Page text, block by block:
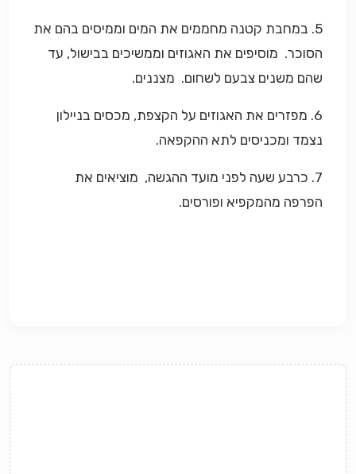
5. במחבת קטנה מחממים את המים וממיסים בהם את
הסוכר. מוסיפים את האגוזים וממשיכים בבישול, עד
שהם משנים צבעם לשחום. מצננים.
6. מפזרים את האגוזים על הקצפת, מכסים בניילון
נצמד ומכניסים לתא ההקפאה.
7. כרבע שעה לפני מועד ההגשה, מוציאים את
הפרפה מהמקפיא ופורסים.